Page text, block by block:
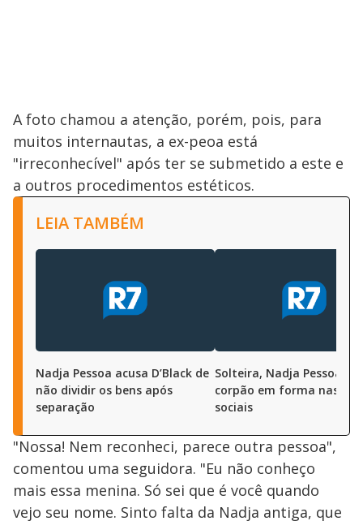
A foto chamou a atenção, porém, pois, para
muitos internautas, a ex-peoa está
"irreconhecível" após ter se submetido a este e
a outros procedimentos estéticos.
LEIA TAMBÉM
Nadja Pessoa acusa D’Black de
não dividir os bens após
separação
Solteira, Nadja Pessoa
corpão em forma nas
sociais
"Nossa! Nem reconheci, parece outra pessoa",
comentou uma seguidora. "Eu não conheço
mais essa menina. Só sei que é você quando
vejo seu nome. Sinto falta da Nadja antiga, que